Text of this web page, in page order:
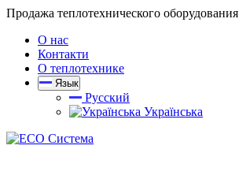
Продажа теплотехнического оборудования
О нас
Контакти
О теплотехнике
Язык
Русский
Українська